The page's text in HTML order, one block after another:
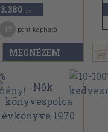
MEGNÉZEM
3.380 ,-Ft
pont kapható